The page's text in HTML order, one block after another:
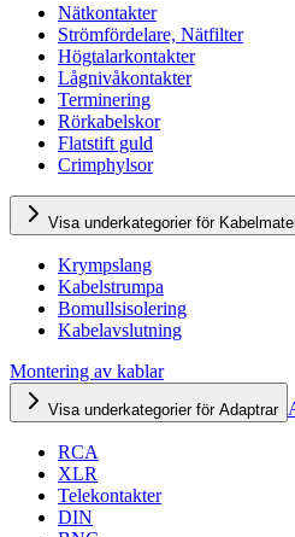
Nätkontakter
Strömfördelare, Nätfilter
Högtalarkontakter
Lågnivåkontakter
Terminering
Rörkabelskor
Flatstift guld
Crimphylsor
Visa underkategorier för
Krympslang
Kabelstrumpa
Bomullsisolering
Kabelavslutning
Montering av kablar
Visa underkategorier för Adaptrar
RCA
XLR
Telekontakter
DIN